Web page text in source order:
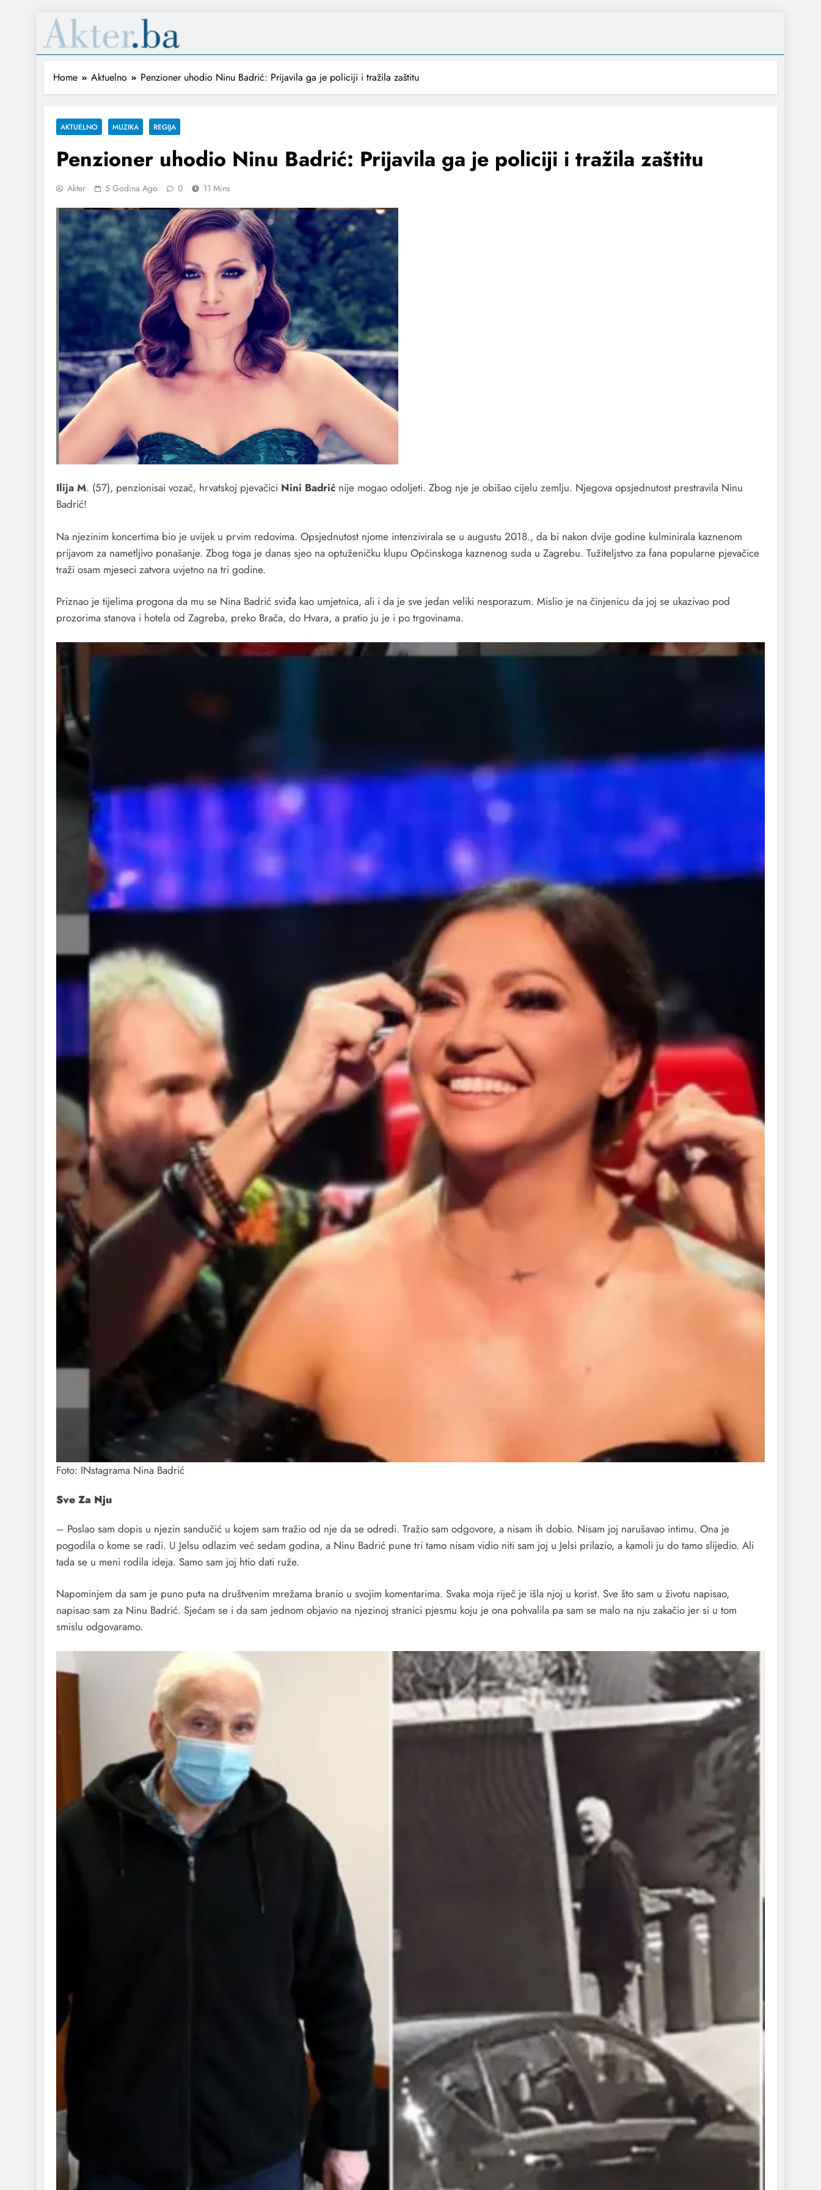
Home Aktuelno Penzioner uhodio Ninu Badrić: Prijavila ga je policiji i tražila zaštitu
AKTUELNO MUZIKA REGIJA
Penzioner uhodio Ninu Badrić: Prijavila ga je policiji i tražila zaštitu
Akter 5 Godina Ago 0 11 Mins
Ilija M. (57), penzionisai vozač, hrvatskoj pjevačici Nini Badrić nije mogao odoljeti. Zbog nje je obišao cijelu zemlju. Njegova opsjednutost prestravila Ninu
Badrić!
Na njezinim koncertima bio je uvijek u prvim redovima. Opsjednutost njome intenzivirala se u augustu 2018., da bi nakon dvije godine kulminirala kaznenom
prijavom za nametljivo ponašanje. Zbog toga je danas sjeo na optuženičku klupu Općinskoga kaznenog suda u Zagrebu. Tužiteljstvo za fana popularne pjevačice
traži osam mjeseci zatvora uvjetno na tri godine.
Priznao je tijelima progona da mu se Nina Badrić sviđa kao umjetnica, ali i da je sve jedan veliki nesporazum. Mislio je na činjenicu da joj se ukazivao pod
prozorima stanova i hotela od Zagreba, preko Brača, do Hvara, a pratio ju je i po trgovinama.
Foto: INstagrama Nina Badrić
Sve Za Nju
– Poslao sam dopis u njezin sandučić u kojem sam tražio od nje da se odredi. Tražio sam odgovore, a nisam ih dobio. Nisam joj narušavao intimu. Ona je
pogodila o kome se radi. U Jelsu odlazim već sedam godina, a Ninu Badrić pune tri tamo nisam vidio niti sam joj u Jelsi prilazio, a kamoli ju do tamo slijedio. Ali
tada se u meni rodila ideja. Samo sam joj htio dati ruže.
Napominjem da sam je puno puta na društvenim mrežama branio u svojim komentarima. Svaka moja riječ je išla njoj u korist. Sve što sam u životu napisao,
napisao sam za Ninu Badrić. Sjećam se i da sam jednom objavio na njezinoj stranici pjesmu koju je ona pohvalila pa sam se malo na nju zakačio jer si u tom
smislu odgovaramo.